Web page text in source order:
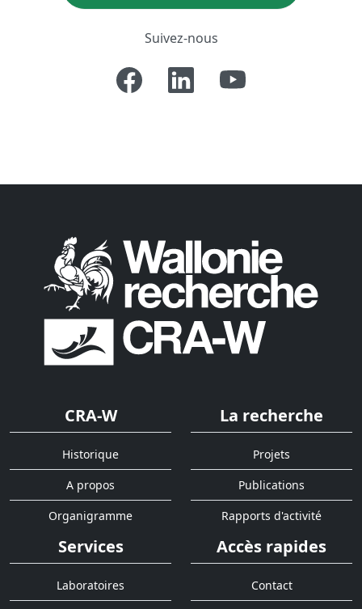
Suivez-nous
CRA-W
Historique
A propos
Organigramme
La recherche
Projets
Publications
Rapports d'activité
Services
Laboratoires
Accès rapides
Contact